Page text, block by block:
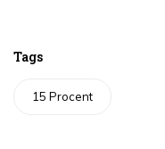
Tags
15 Procent